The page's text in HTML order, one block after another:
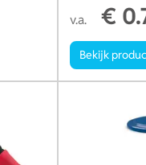
v.a. €
Bekijk